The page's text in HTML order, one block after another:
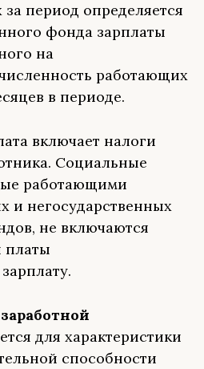
период определяется
фонда зарплаты
на
работающих
в периоде.
включает налоги
Социальные
работающими
и негосударственных
не включаются
платы
для характеристики
способности